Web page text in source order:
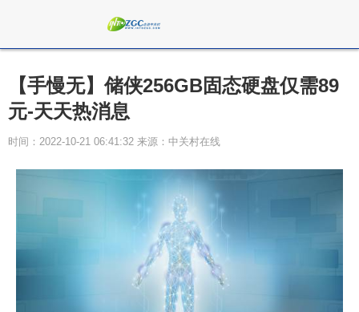
【手慢无】储侠256GB固态硬盘仅需89
元-天天热消息
时间：2022-10-21 06:41:32 来源：中关村在线